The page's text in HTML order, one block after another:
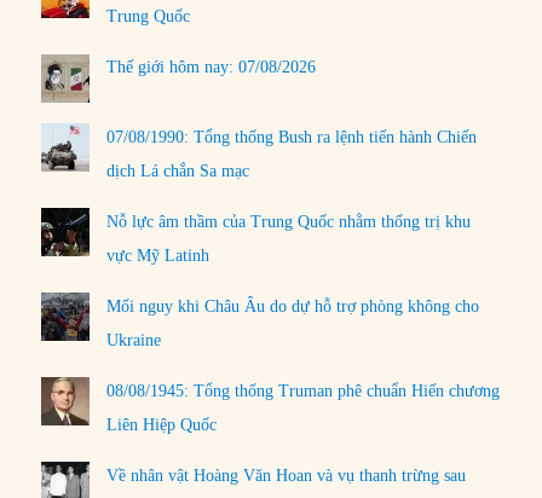
Trung Quốc
Thế giới hôm nay: 07/08/2026
07/08/1990: Tổng thống Bush ra lệnh tiến hành Chiến
dịch Lá chắn Sa mạc
Nỗ lực âm thầm của Trung Quốc nhằm thống trị khu
vực Mỹ Latinh
Mối nguy khi Châu Âu do dự hỗ trợ phòng không cho
Ukraine
08/08/1945: Tổng thống Truman phê chuẩn Hiến chương
Liên Hiệp Quốc
Về nhân vật Hoàng Văn Hoan và vụ thanh trừng sau